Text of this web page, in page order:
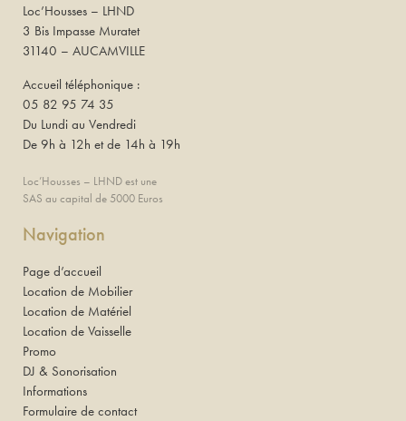
Loc’Housses – LHND
3 Bis Impasse Muratet
31140 – AUCAMVILLE
Accueil téléphonique :
05 82 95 74 35
Du Lundi au Vendredi
De 9h à 12h et de 14h à 19h
Loc’Housses – LHND est une
SAS au capital de 5000 Euros
Navigation
Page d’accueil
Location de Mobilier
Location de Matériel
Location de Vaisselle
Promo
DJ & Sonorisation
Informations
Formulaire de contact